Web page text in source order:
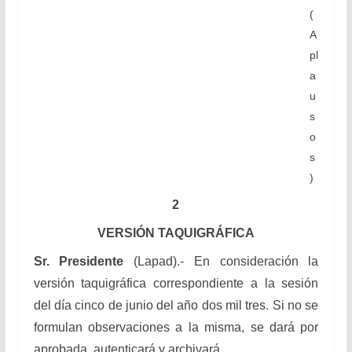
(
A
pl
a
u
s
o
s
)
2
VERSIÓN TAQUIGRÁFICA
Sr. Presidente (Lapad).- En consideración la
versión taquigráfica correspondiente a la sesión
del día cinco de junio del año dos mil tres. Si no se
formulan observaciones a la misma, se dará por